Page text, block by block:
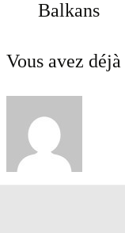
Balkans
Vous avez